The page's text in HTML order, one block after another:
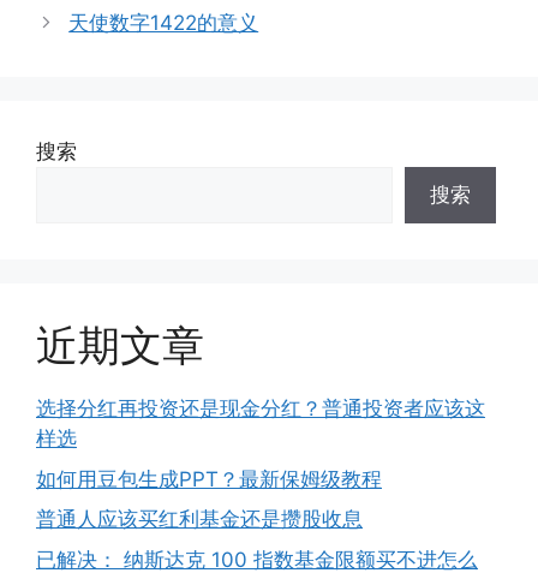
天使数字1422的意义
搜索
搜索
近期文章
选择分红再投资还是现金分红？普通投资者应该这
样选
如何用豆包生成PPT？最新保姆级教程
普通人应该买红利基金还是攒股收息
已解决： 纳斯达克 100 指数基金限额买不进怎么